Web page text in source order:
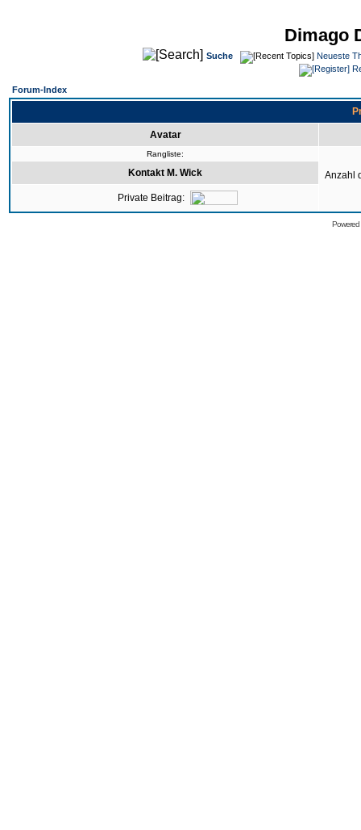
Dimago
Suche
Neueste
Forum-Index
Avatar
Rangliste:
Anzahl
Kontakt M. Wick
Private Beitrag: